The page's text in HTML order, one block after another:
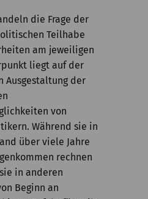
die Frage der
Teilhabe
am jeweiligen
liegt auf der
Ausgestaltung der
von
Während sie in
über viele Jahre
rechnen
in anderen
Beginn an